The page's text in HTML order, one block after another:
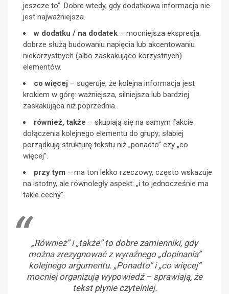
jeszcze to”. Dobre wtedy, gdy dodatkowa informacja nie
jest najważniejsza.
w dodatku / na dodatek – mocniejsza ekspresja;
dobrze służą budowaniu napięcia lub akcentowaniu
niekorzystnych (albo zaskakująco korzystnych)
elementów.
co więcej – sugeruje, że kolejna informacja jest
krokiem w górę: ważniejsza, silniejsza lub bardziej
zaskakująca niż poprzednia.
również, także – skupiają się na samym fakcie
dołączenia kolejnego elementu do grupy; słabiej
porządkują strukturę tekstu niż „ponadto” czy „co
więcej”.
przy tym – ma ton lekko rzeczowy, często wskazuje
na istotny, ale równoległy aspekt: „i to jednocześnie ma
takie cechy”.
„Również” i „także” to dobre zamienniki, gdy
można zrezygnować z wyraźnego „dopinania”
kolejnego argumentu. „Ponadto” i „co więcej”
mocniej organizują wypowiedź – sprawiają, że
tekst płynie czytelniej.